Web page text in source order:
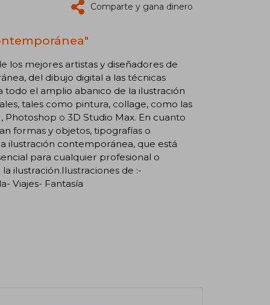
Comparte y gana dinero
los mejores artistas y diseñadores de
del dibujo digital a las técnicas
el amplio abanico de la ilustración
tales como pintura, collage, como las
o 3D Studio Max. En cuanto
formas y objetos, tipografías o
ilustración contemporánea, que está
para cualquier profesional o
ilustración.Ilustraciones de :-
Viajes- Fantasía